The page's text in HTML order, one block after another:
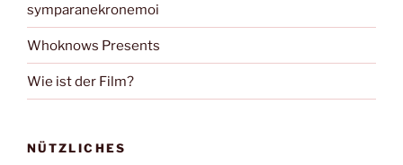
symparanekronemoi
Whoknows Presents
Wie ist der Film?
NÜTZLICHES